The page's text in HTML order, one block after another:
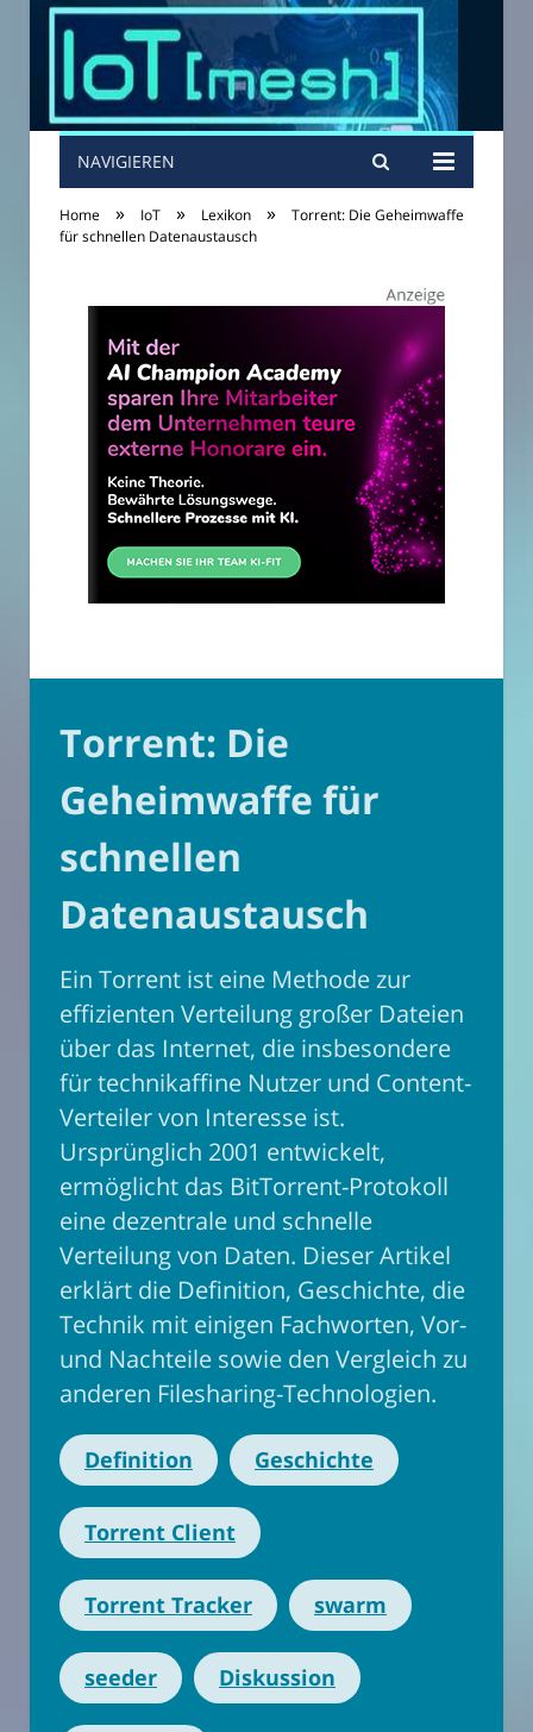
NAVIGIEREN
Home » IoT » Lexikon »
Torrent: Die Geheimwaffe
für schnellen Datenaustausch
Torrent: Die
Geheimwaffe für
schnellen
Datenaustausch
Ein Torrent ist eine Methode zur
effizienten Verteilung großer Dateien
über das Internet, die insbesondere
für technikaffine Nutzer und Content-
Verteiler von Interesse ist.
Ursprünglich 2001 entwickelt,
ermöglicht das BitTorrent-Protokoll
eine dezentrale und schnelle
Verteilung von Daten. Dieser Artikel
erklärt die Definition, Geschichte, die
Technik mit einigen Fachworten, Vor-
und Nachteile sowie den Vergleich zu
anderen Filesharing-Technologien.
Definition Geschichte
Torrent Client
Torrent Tracker swarm
seeder Diskussion